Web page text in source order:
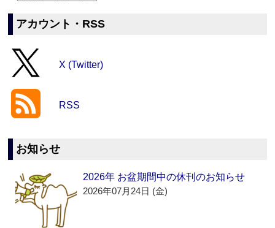
アカウント・RSS
X (Twitter)
RSS
お知らせ
2026年 お盆期間中の休刊のお知らせ
2026年07月24日 (金)